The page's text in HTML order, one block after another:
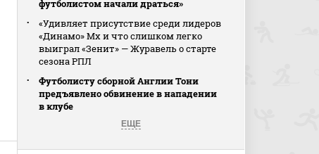
футболистом начали драться»
«Удивляет присутствие среди лидеров
«Динамо» Мх и что слишком легко
выиграл «Зенит» — Журавель о старте
сезона РПЛ
Футболисту сборной Англии Тони
предъявлено обвинение в нападении
в клубе
ЕЩЕ